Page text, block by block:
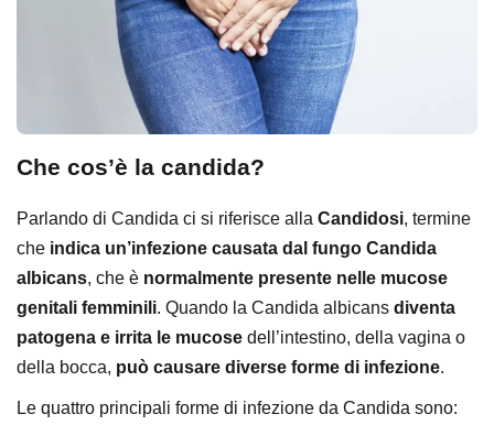
Che cos’è la candida?
Parlando di Candida ci si riferisce alla Candidosi, termine
che indica un’infezione causata dal fungo Candida
albicans, che è normalmente presente nelle mucose
genitali femminili. Quando la Candida albicans diventa
patogena e irrita le mucose dell’intestino, della vagina o
della bocca, può causare diverse forme di infezione.
Le quattro principali forme di infezione da Candida sono: